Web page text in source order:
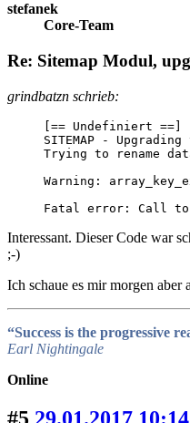
stefanek
Core-Team
Re: Sitemap Modul,
grindbatzn schrieb:
[== Undefiniert ==]
SITEMAP -
Trying to rename
Warning:
Fatal error: Call to
Interessant. Dieser Code war
;-)
Ich schaue es mir morgen aber
“Success is the progressive
Earl Nightingale
Online
#5 29.01.2017